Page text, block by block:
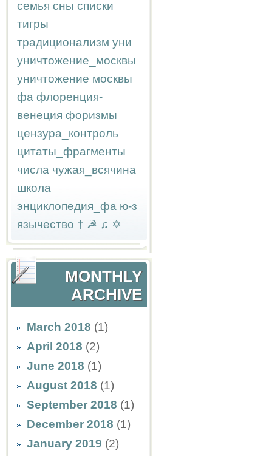
семья сны списки
тигры
традиционализм уни
уничтожение_москвы
уничтожение москвы
фа флоренция-
венеция форизмы
цензура_контроль
цитаты_фрагменты
числа чужая_всячина
школа
энциклопедия_фа ю-з
язычество † ☭ ♫ ✡
MONTHLY
ARCHIVE
March 2018 (1)
April 2018 (2)
June 2018 (1)
August 2018 (1)
September 2018 (1)
December 2018 (1)
January 2019 (2)